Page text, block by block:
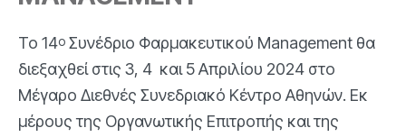
Το 14ο Συνέδριο Φαρμακευτικού Management θα
διεξαχθεί στις 3, 4 και 5 Απριλίου 2024 στο
Μέγαρο Διεθνές Συνεδριακό Κέντρο Αθηνών. Εκ
μέρους της Οργανωτικής Επιτροπής και της